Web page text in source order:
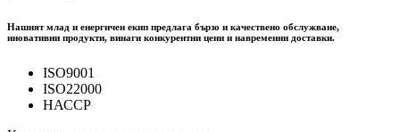
Нашият млад и енергичен екип предлага бързо и качествено обслужване,
иновативни продукти, винаги конкурентни цени и навременни доставки.
ISO9001
ISO22000
НАССР